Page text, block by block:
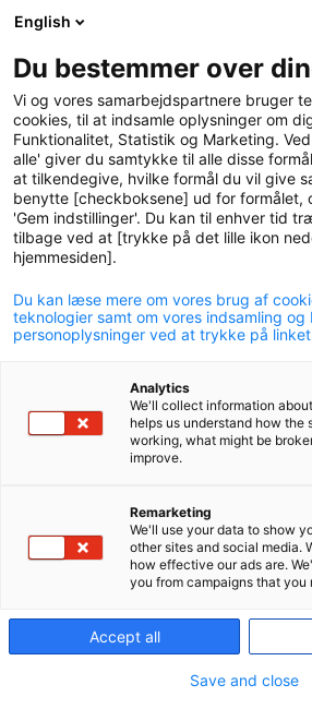
logo
circle
Årsrapport
English
Du bestemmer over
Vi og vores samarbejdspartnere bruger
cookies, til at indsamle oplysninger om
Funktionalitet, Statistik og Marketing.
alle' giver du samtykke til alle disse
at tilkendegive, hvilke formål du vil give
benytte [checkboksene] ud for formålet,
'Gem indstillinger'. Du kan til enhver tid
tilbage ved at [trykke på det lille ikon
hjemmesiden].
Du kan læse mere om vores brug af
teknologier samt om vores indsamling og
personoplysninger ved at trykke på
Analytics
We'll collect information
helps us understand how the
working, what might be
improve.
Remarketing
We'll use your data to show
other sites and social media.
how effective our ads are.
you from campaigns that you
Accept all
Save and close